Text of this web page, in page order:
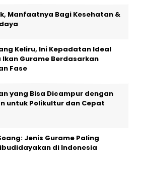
Manfaatnya Bagi Kesehatan &
Keliru, Ini Kepadatan Ideal
Ikan Gurame Berdasarkan
Fase
yang Bisa Dicampur dengan
untuk Polikultur dan Cepat
Jenis Gurame Paling
di Indonesia